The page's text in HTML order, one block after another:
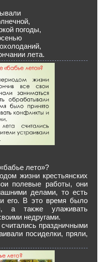
погоды,
лета.
лето»?
жизни крестьянских
полевые работы, они
делами, то есть
его. В это время было
а также улаживать
недругами.
праздничными
посиделки, пряли,